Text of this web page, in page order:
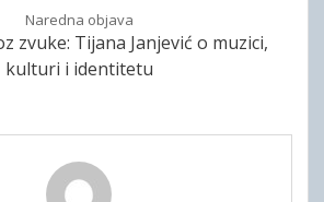
Naredna objava
zvuke: Tijana Janjević o muzici,
kulturi i identitetu